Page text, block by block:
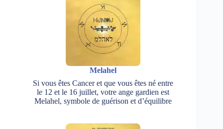
Melahel
Si vous êtes Cancer et que vous êtes né entre
le 12 et le 16 juillet, votre ange gardien est
Melahel, symbole de guérison et d’équilibre